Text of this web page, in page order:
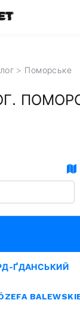
> Поморське
ҐДАНСЬКИЙ